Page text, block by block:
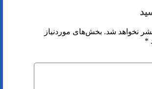
نخواهد شد. بخش‌های موردنیاز
*